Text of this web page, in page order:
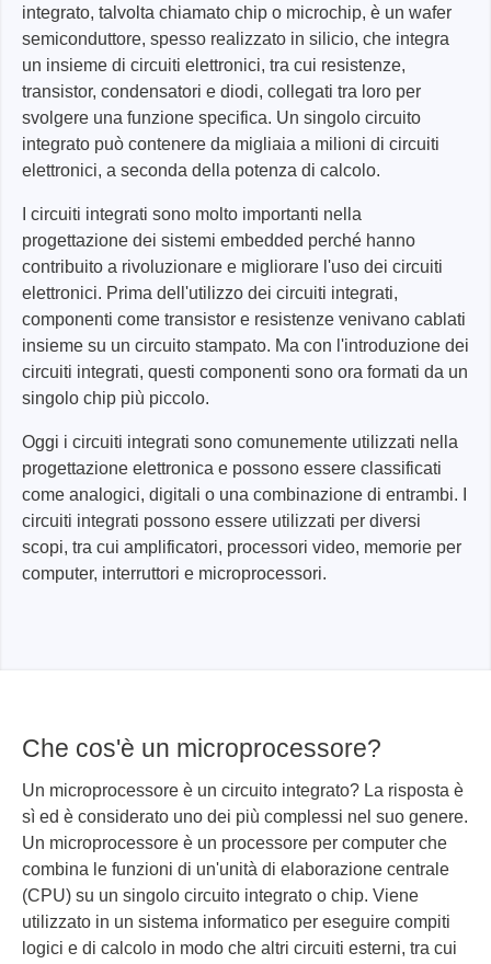
integrato, talvolta chiamato chip o microchip, è un wafer
semiconduttore, spesso realizzato in silicio, che integra
un insieme di circuiti elettronici, tra cui resistenze,
transistor, condensatori e diodi, collegati tra loro per
svolgere una funzione specifica. Un singolo circuito
integrato può contenere da migliaia a milioni di circuiti
elettronici, a seconda della potenza di calcolo.
I circuiti integrati sono molto importanti nella
progettazione dei sistemi embedded perché hanno
contribuito a rivoluzionare e migliorare l'uso dei circuiti
elettronici. Prima dell'utilizzo dei circuiti integrati,
componenti come transistor e resistenze venivano cablati
insieme su un circuito stampato. Ma con l'introduzione dei
circuiti integrati, questi componenti sono ora formati da un
singolo chip più piccolo.
Oggi i circuiti integrati sono comunemente utilizzati nella
progettazione elettronica e possono essere classificati
come analogici, digitali o una combinazione di entrambi. I
circuiti integrati possono essere utilizzati per diversi
scopi, tra cui amplificatori, processori video, memorie per
computer, interruttori e microprocessori.
Che cos'è un microprocessore?
Un microprocessore è un circuito integrato? La risposta è
sì ed è considerato uno dei più complessi nel suo genere.
Un microprocessore è un processore per computer che
combina le funzioni di un'unità di elaborazione centrale
(CPU) su un singolo circuito integrato o chip. Viene
utilizzato in un sistema informatico per eseguire compiti
logici e di calcolo in modo che altri circuiti esterni, tra cui